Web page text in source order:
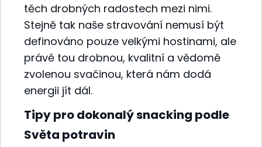
těch drobných radostech mezi nimi.
Stejně tak naše stravování nemusí být
definováno pouze velkými hostinami, ale
právě tou drobnou, kvalitní a vědomě
zvolenou svačinou, která nám dodá
energii jít dál.
Tipy pro dokonalý snacking podle
Světa potravin